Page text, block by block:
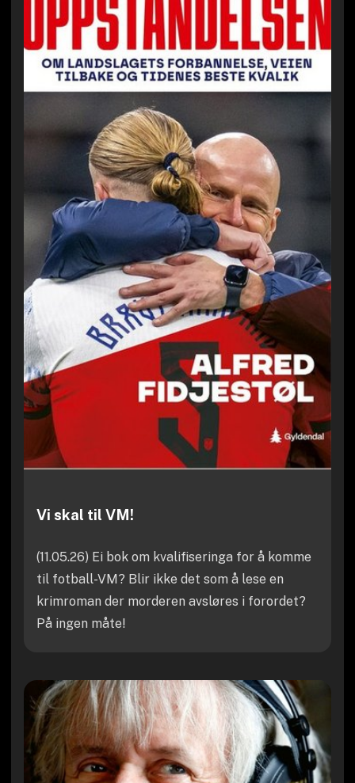
Vi skal til VM!
(11.05.26) Ei bok om kvalifiseringa for å komme
til fotball-VM? Blir ikke det som å lese en
krimroman der morderen avsløres i forordet?
På ingen måte!